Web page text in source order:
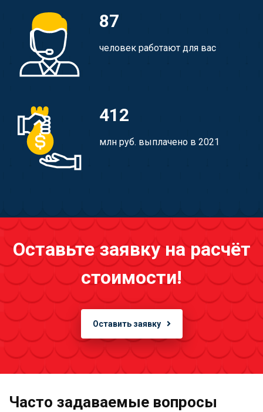
87
человек работают для вас
412
млн руб. выплачено в 2021
Оставьте заявку на расчёт
стоимости!
Оставить заявку
Часто задаваемые вопросы